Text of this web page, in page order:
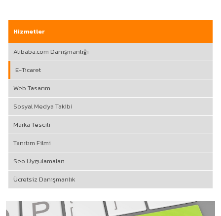
Hizmetler
Alibaba.com Danışmanlığı
E-Ticaret
Web Tasarım
Sosyal Medya Takibi
Marka Tescili
Tanıtım Filmi
Seo Uygulamaları
Ücretsiz Danışmanlık